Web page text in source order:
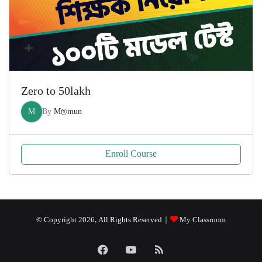
Zero to 50lakh
M By M@mun
Enroll Course
© Copyright 2026, All Rights Reserved | My Classroom
FacebookYouTubeRSS